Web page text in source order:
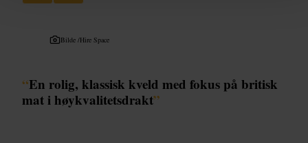
Bilde /Hire Space
“En rolig, klassisk kveld med fokus på britisk
mat i høykvalitetsdrakt”